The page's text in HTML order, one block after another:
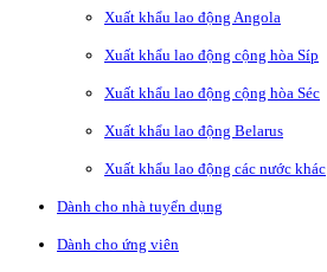
Xuất khẩu lao động Angola
Xuất khẩu lao động cộng hòa Síp
Xuất khẩu lao động cộng hòa Séc
Xuất khẩu lao động Belarus
Xuất khẩu lao động các nước khác
Dành cho nhà tuyển dụng
Dành cho ứng viên